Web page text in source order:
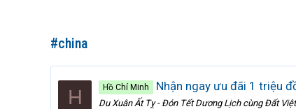
#china
H Hồ Chí Minh Nhận ngay ưu đãi 1 triệu
Du Xuân Ất Tỵ - Đón Tết Dương Lịch cùng Đất